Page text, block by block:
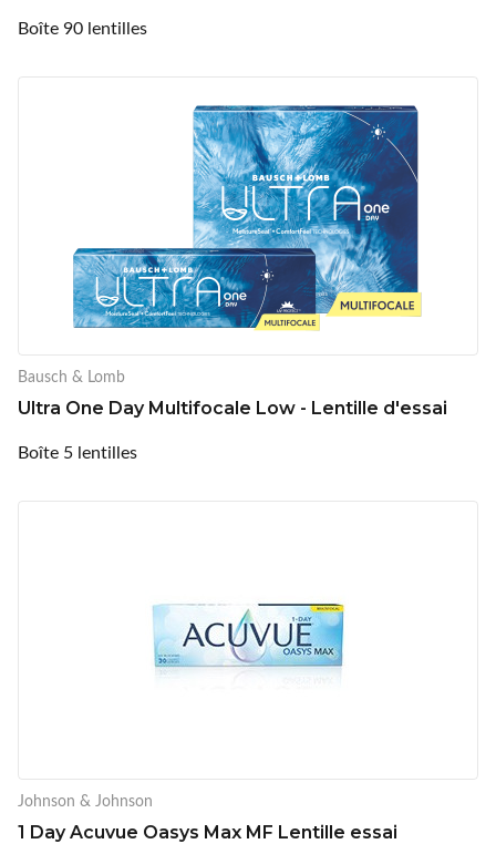
Boîte 90 lentilles
Bausch & Lomb
Ultra One Day Multifocale Low - Lentille d'essai
Boîte 5 lentilles
Johnson & Johnson
1 Day Acuvue Oasys Max MF Lentille essai